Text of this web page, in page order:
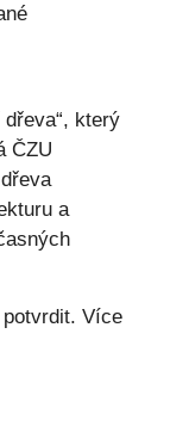
který
ČZU
a
Více